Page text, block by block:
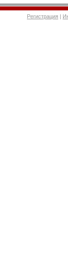
Регистрация |